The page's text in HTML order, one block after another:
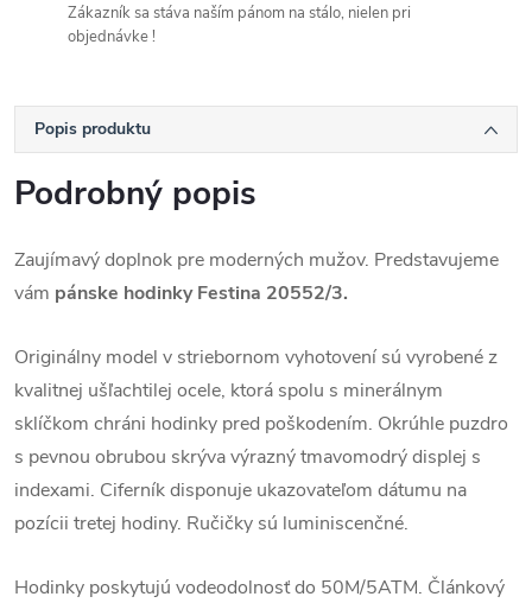
Zákazník sa stáva naším pánom na stálo, nielen pri
objednávke !
Popis produktu
Podrobný popis
Zaujímavý doplnok pre moderných mužov. Predstavujeme
vám pánske hodinky Festina 20552/3.
Originálny model v striebornom vyhotovení sú vyrobené z
kvalitnej ušľachtilej ocele, ktorá spolu s minerálnym
sklíčkom chráni hodinky pred poškodením. Okrúhle puzdro
s pevnou obrubou skrýva výrazný tmavomodrý displej s
indexami. Ciferník disponuje ukazovateľom dátumu na
pozícii tretej hodiny. Ručičky sú luminiscenčné.
Hodinky poskytujú vodeodolnosť do 50M/5ATM. Článkový